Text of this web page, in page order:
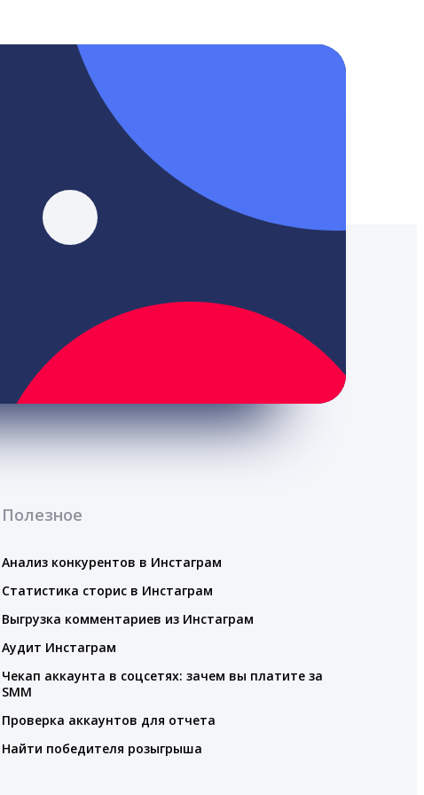
Полезное
Анализ конкурентов в Инстаграм
Статистика сторис в Инстаграм
Выгрузка комментариев из Инстаграм
Аудит Инстаграм
Чекап аккаунта в соцсетях: зачем вы платите за
SMM
Проверка аккаунтов для отчета
Найти победителя розыгрыша